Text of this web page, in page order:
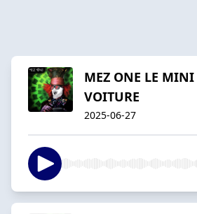
MEZ ONE LE
VOITURE
2025-06-27